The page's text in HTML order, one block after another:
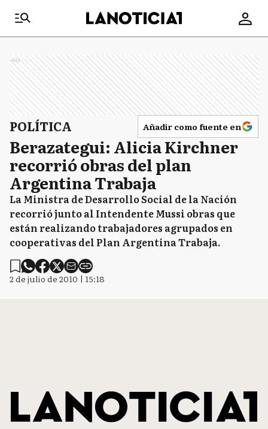
Ads
POLÍTICA Añadir como fuente en
Berazategui: Alicia Kirchner
recorrió obras del plan
Argentina Trabaja
La Ministra de Desarrollo Social de la Nación
recorrió junto al Intendente Mussi obras que
están realizando trabajadores agrupados en
cooperativas del Plan Argentina Trabaja.
2 de julio de 2010 | 15:18